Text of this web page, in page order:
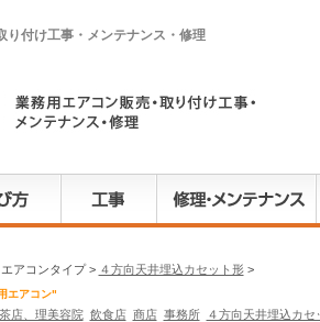
り付け工事・メンテナンス・修理
アコンタイプ > ４方向天井埋込カセット形>
エアコン"
店、理美容院 飲食店 商店 事務所 ４方向天井埋込カセ